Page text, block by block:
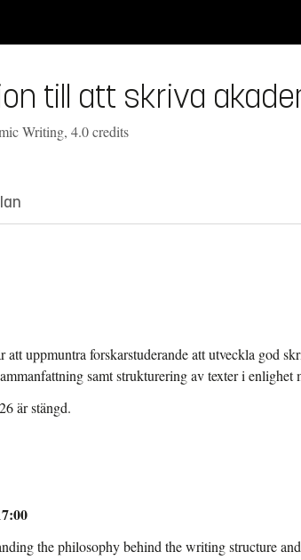
till att skriva
Writing, 4.0 credits
att uppmuntra forskarstuderande att utveckla god
samt strukturering av texter i
är stängd.
the philosophy behind the writing structure